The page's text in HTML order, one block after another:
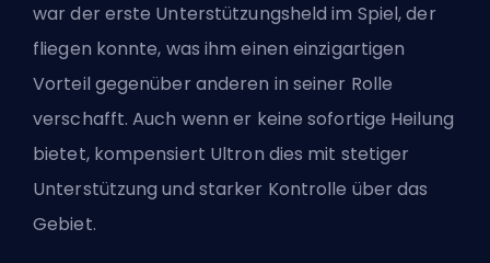
war der erste Unterstützungsheld im Spiel, der
fliegen konnte, was ihm einen einzigartigen
Vorteil gegenüber anderen in seiner Rolle
verschafft. Auch wenn er keine sofortige Heilung
bietet, kompensiert Ultron dies mit stetiger
Unterstützung und starker Kontrolle über das
Gebiet.